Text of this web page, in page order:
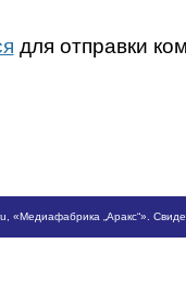
для отправки
, «Медиафабрика „Аракс“».